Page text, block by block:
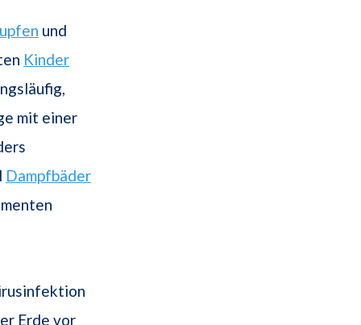
und
Kinder
mit einer
Dampfbäder
Erde vor